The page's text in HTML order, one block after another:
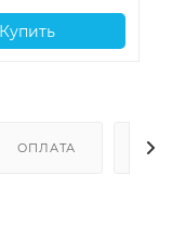
Купить
ОПЛАТА